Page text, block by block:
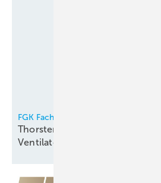
FGK Fachverband Gebäude-Klima e.V.
Thorsten Niklas Vorsitzender der
Ventilatorentausch-Kampagne